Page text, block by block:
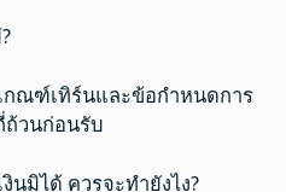
กณฑ์เทิร์นและข้อกำหนดการ
วนก่อนรับ
นมิได้ ควรจะทำยังไง?